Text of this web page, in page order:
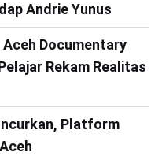
Andrie Yunus
Aceh Documentary
Rekam Realitas
Platform